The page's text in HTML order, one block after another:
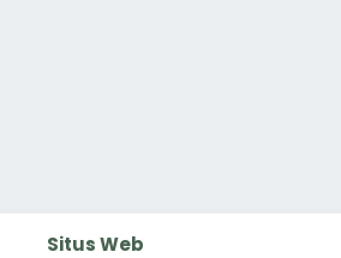
Situs Web